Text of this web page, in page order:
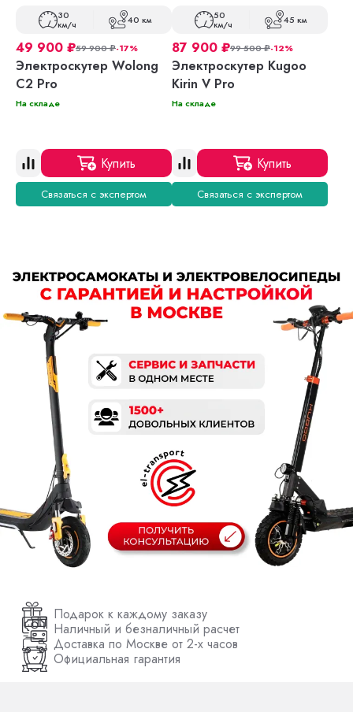
30
км/ч 40 км
49 900 ₽59 900₽-17%
Электроскутер Wolong
C2 Pro
На складе
Купить
Связаться с экспертом
50
км/ч 45 км
87 900 ₽99 500₽-12%
Электроскутер Kugoo
Kirin V Pro
На складе
Купить
Связаться с экспертом
Подарок к каждому заказу
Наличный и безналичный расчет
Доставка по Москве от 2-х часов
Официальная гарантия